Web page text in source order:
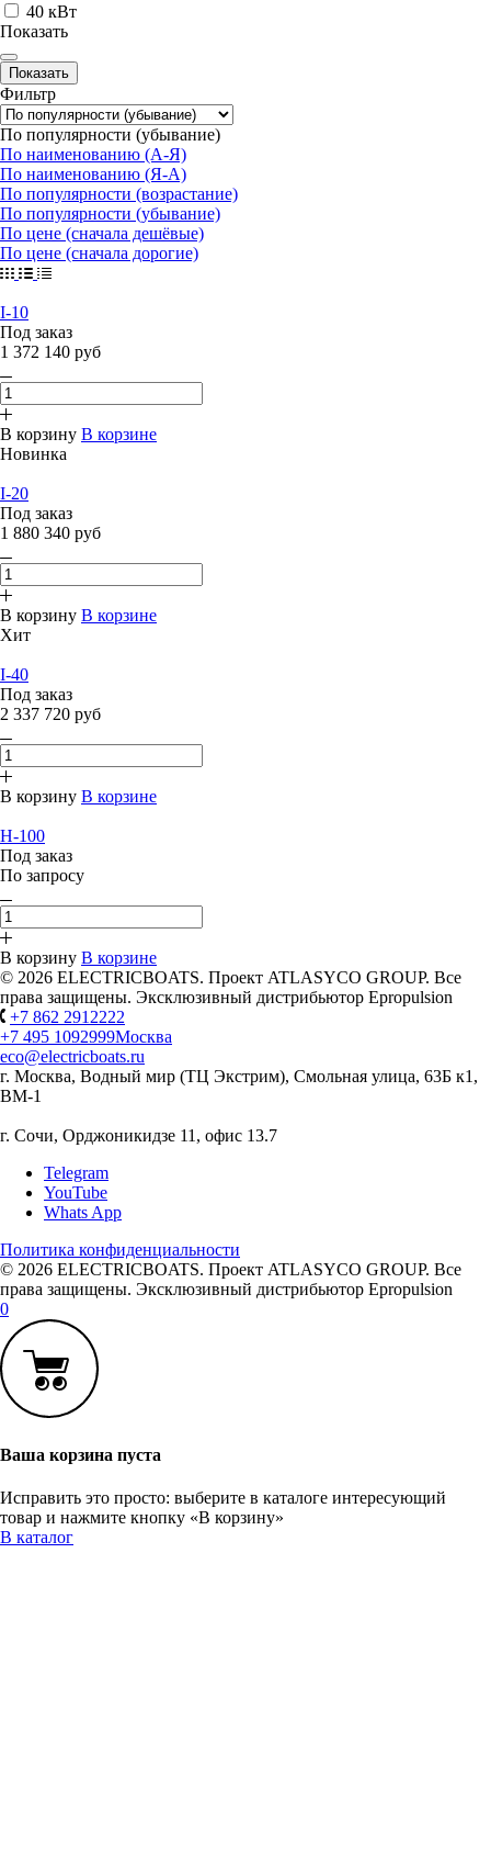
40 кВт
Показать
Фильтр
По популярности (убывание)
По наименованию (А-Я)
По наименованию (Я-А)
По популярности (возрастание)
По популярности (убывание)
По цене (сначала дешёвые)
По цене (сначала дорогие)
I-10
Под заказ
1 372 140 руб
В корзину В корзине
Новинка
I-20
Под заказ
1 880 340 руб
В корзину В корзине
Хит
I-40
Под заказ
2 337 720 руб
В корзину В корзине
H-100
Под заказ
По запросу
В корзину В корзине
© 2026 ELECTRICBOATS. Проект ATLASYCO GROUP. Все
права защищены. Эксклюзивный дистрибьютор Epropulsion
+7 862 2912222
+7 495 1092999Москва
eco@electricboats.ru
г. Москва, Водный мир (ТЦ Экстрим), Смольная улица, 63Б к1,
ВМ-1
г. Сочи, Орджоникидзе 11, офис 13.7
Telegram
YouTube
Whats App
Политика конфиденциальности
© 2026 ELECTRICBOATS. Проект ATLASYCO GROUP. Все
права защищены. Эксклюзивный дистрибьютор Epropulsion
0
Ваша корзина пуста
Исправить это просто: выберите в каталоге интересующий
товар и нажмите кнопку «В корзину»
В каталог